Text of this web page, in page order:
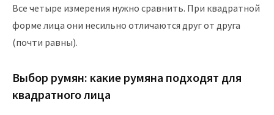
Все четыре измерения нужно сравнить. При квадратной
форме лица они несильно отличаются друг от друга
(почти равны).
Выбор румян: какие румяна подходят для
квадратного лица